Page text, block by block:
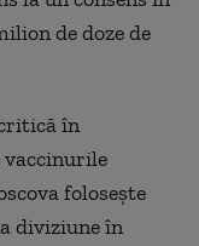
de doze de
în
folosește
diviziune în